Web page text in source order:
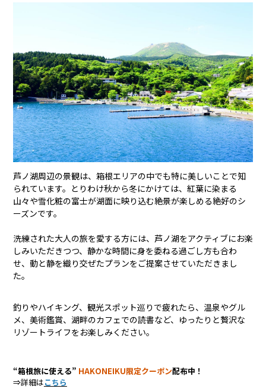
芦ノ湖周辺の景観は、箱根エリアの中でも特に美しいことで知
られています。とりわけ秋から冬にかけては、紅葉に染まる
山々や雪化粧の富士が湖面に映り込む絶景が楽しめる絶好のシ
ーズンです。
洗練された大人の旅を愛する方には、芦ノ湖をアクティブにお楽
しみいただきつつ、静かな時間に身を委ねる過ごし方も合わ
せ、動と静を織り交ぜたプランをご提案させていただきまし
た。
釣りやハイキング、観光スポット巡りで疲れたら、温泉やグル
メ、美術鑑賞、湖畔のカフェでの読書など、ゆったりと贅沢な
リゾートライフをお楽しみください。
“箱根旅に使える” HAKONEIKU限定クーポン配布中！
⇒詳細はこちら